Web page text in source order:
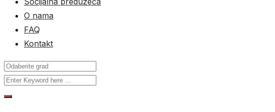
O nama
FAQ
Kontakt